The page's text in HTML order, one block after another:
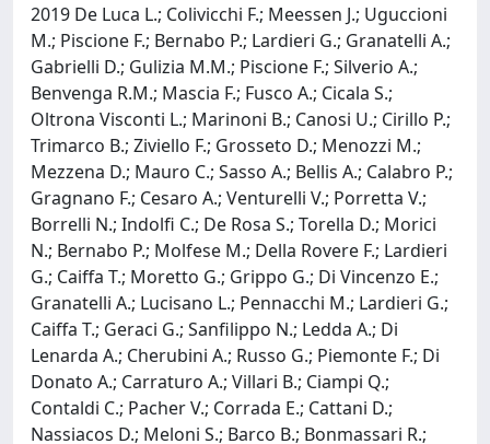
2019 De Luca L.; Colivicchi F.; Meessen J.; Uguccioni
M.; Piscione F.; Bernabo P.; Lardieri G.; Granatelli A.;
Gabrielli D.; Gulizia M.M.; Piscione F.; Silverio A.;
Benvenga R.M.; Mascia F.; Fusco A.; Cicala S.;
Oltrona Visconti L.; Marinoni B.; Canosi U.; Cirillo P.;
Trimarco B.; Ziviello F.; Grosseto D.; Menozzi M.;
Mezzena D.; Mauro C.; Sasso A.; Bellis A.; Calabro P.;
Gragnano F.; Cesaro A.; Venturelli V.; Porretta V.;
Borrelli N.; Indolfi C.; De Rosa S.; Torella D.; Morici
N.; Bernabo P.; Molfese M.; Della Rovere F.; Lardieri
G.; Caiffa T.; Moretto G.; Grippo G.; Di Vincenzo E.;
Granatelli A.; Lucisano L.; Pennacchi M.; Lardieri G.;
Caiffa T.; Geraci G.; Sanfilippo N.; Ledda A.; Di
Lenarda A.; Cherubini A.; Russo G.; Piemonte F.; Di
Donato A.; Carraturo A.; Villari B.; Ciampi Q.;
Contaldi C.; Pacher V.; Corrada E.; Cattani D.;
Nassiacos D.; Meloni S.; Barco B.; Bonmassari R.;